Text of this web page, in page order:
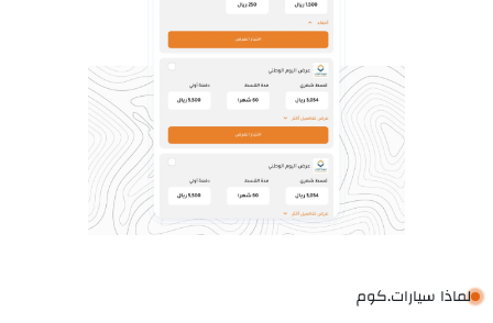
لماذا سيارات.كوم